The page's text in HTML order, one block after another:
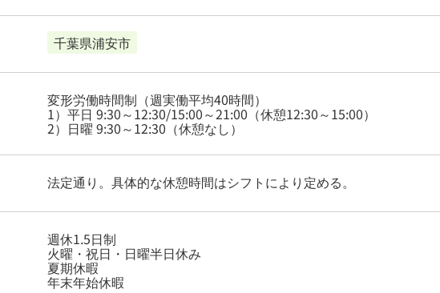
千葉県浦安市
変形労働時間制（週実働平均40時間）
1）平日 9:30～12:30/15:00～21:00（休憩12:30～15:00）
2）日曜 9:30～12:30（休憩なし）
法定通り。具体的な休憩時間はシフトにより定める。
週休1.5日制
火曜・祝日・日曜半日休み
夏期休暇
年末年始休暇